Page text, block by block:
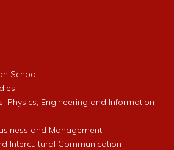
School
Physics, Engineering and Information
and Management
Intercultural Communication